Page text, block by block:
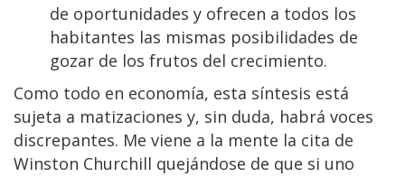
de oportunidades y ofrecen a todos los
habitantes las mismas posibilidades de
gozar de los frutos del crecimiento.
Como todo en economía, esta síntesis está
sujeta a matizaciones y, sin duda, habrá voces
discrepantes. Me viene a la mente la cita de
Winston Churchill quejándose de que si uno